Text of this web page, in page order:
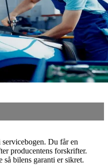
Du får en
producentens forskrifter.
bilens garanti er sikret.